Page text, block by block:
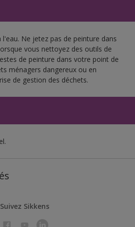
Ne jetez pas de peinture dans
vous nettoyez des outils de
de peinture dans votre point de
ménagers dangereux ou en
de gestion des déchets.
Suivez Sikkens